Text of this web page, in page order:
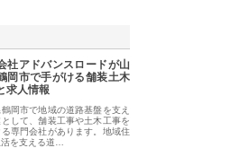
社アドバンスロードが山
岡市で手がける舗装土木
求人情報
岡市で地域の道路基盤を支え
として、舗装工事や土木工事を
専門会社があります。地域住
を支える道…